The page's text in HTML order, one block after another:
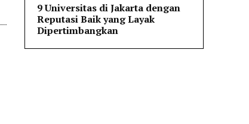
9 Universitas di Jakarta dengan
Reputasi Baik yang Layak
Dipertimbangkan